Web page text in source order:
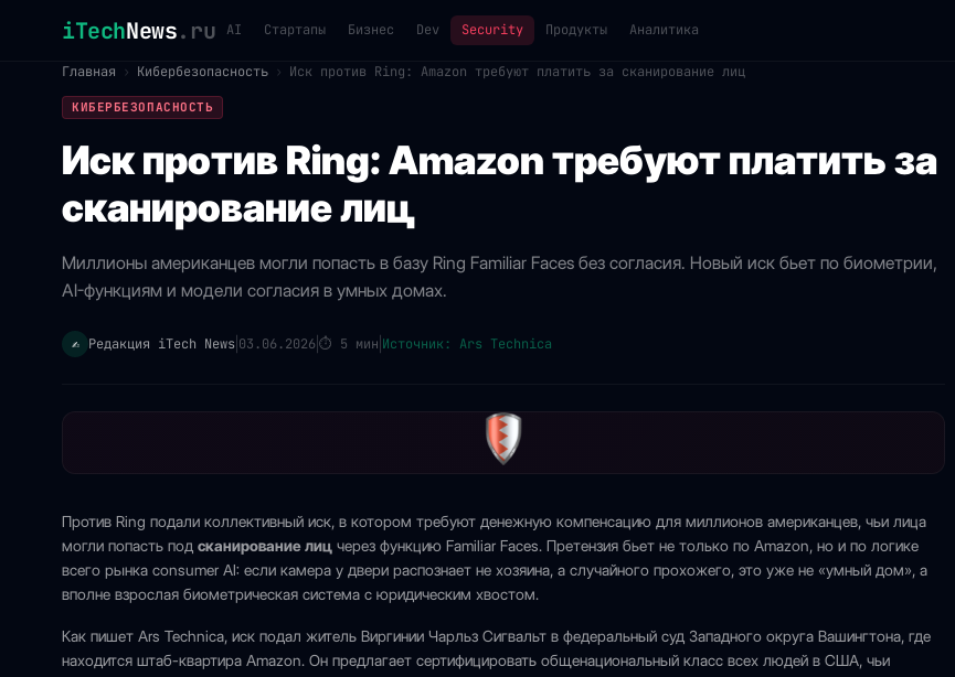
iTechNews.ru AI Стартапы Бизнес Dev Security Продукты Аналитика
Главная
› Кибербезопасность › Иск против Ring: Amazon требуют платить за сканирование лиц
КИБЕРБЕЗОПАСНОСТЬ
Иск против Ring: Amazon требуют платить за
сканирование лиц
Миллионы американцев могли попасть в базу Ring Familiar Faces без согласия. Новый иск бьет по биометрии,
AI-функциям и модели согласия в умных домах.
✍️ Редакция iTech News 03.06.2026⏱ 5 мин Источник: Ars Technica
Против Ring подали коллективный иск, в котором требуют денежную компенсацию для миллионов американцев, чьи лица
могли попасть под сканирование лиц через функцию Familiar Faces. Претензия бьет не только по Amazon, но и по логике
всего рынка consumer AI: если камера у двери распознает не хозяина, а случайного прохожего, это уже не «умный дом», а
вполне взрослая биометрическая система с юридическим хвостом.
Как пишет Ars Technica, иск подал житель Виргинии Чарльз Сигвальт в федеральный суд Западного округа Вашингтона, где
находится штаб-квартира Amazon. Он предлагает сертифицировать общенациональный класс всех людей в США, чьи